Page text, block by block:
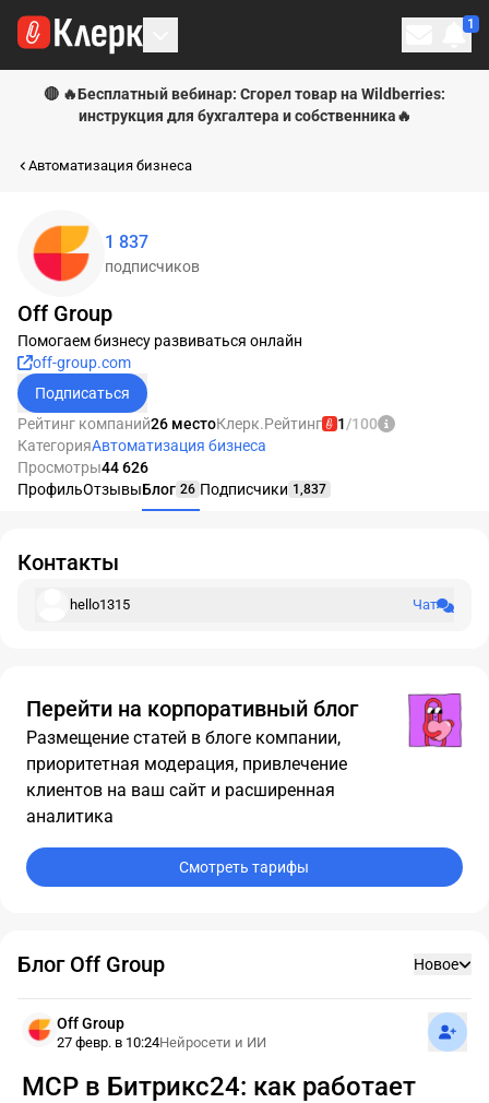
1
🔴 🔥Бесплатный вебинар: Сгорел товар на Wildberries:
инструкция для бухгалтера и собственника🔥
Автоматизация бизнеса
1 837
подписчиков
Off Group
Помогаем бизнесу развиваться онлайн
off-group.com
Подписаться
Рейтинг компаний26 местоКлерк.Рейтинг 1/100
КатегорияАвтоматизация бизнеса
Просмотры44 626
ПрофильОтзывыБлог 26 Подписчики 1,837
Контакты
hello1315 Чат
Перейти на корпоративный блог
Размещение статей в блоге компании,
приоритетная модерация, привлечение
клиентов на ваш сайт и расширенная
аналитика
Смотреть тарифы
Блог Off Group Новое
Off Group
27 февр. в 10:24Нейросети и ИИ
MCP в Битрикс24: как работает